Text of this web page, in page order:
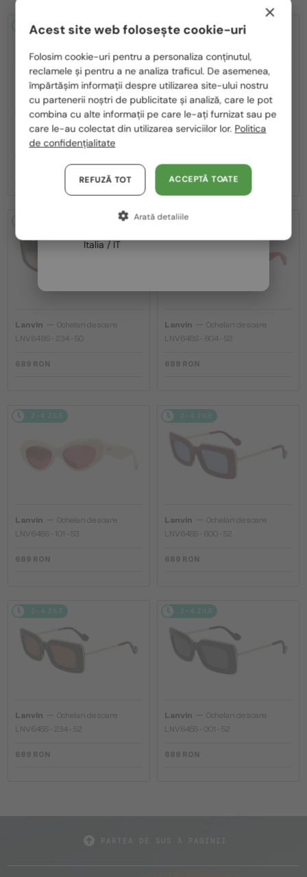
2-4 ZILE
Lanvin—Ochelari de soare
LNV652S - 058 - 55
2-4 ZILE
Lanvin—Ochelari de soare
Lanvin
Ochelari de soare
LNV649S - 234 - 50
689 RON
2-4 ZILE
Lanvin
Ochelari de soare
LNV648S - 604 - 53
689 RON
2-4 ZILE
Lanvin
Ochelari de soare
LNV648S - 101 - 53
689 RON
2-4 ZILE
Lanvin
Ochelari de soare
LNV645S - 600 - 52
689 RON
2-4 ZILE
Lanvin
Ochelari de soare
LNV645S - 234 - 52
689 RON
2-4 ZILE
Lanvin
Ochelari de soare
LNV645S - 001 - 52
689 RON
România / RO
Polska / PL
Magyarország / HU
United Arab Emirates / EN
Austria / AT
Germania / DE
Franța / FR
Italia / IT
×
Acest site web folosește cookie-uri
Folosim cookie-uri pentru a personaliza conținutul,
reclamele și pentru a ne analiza traficul. De asemenea,
împărtășim informații despre utilizarea site-ului nostru
cu partenerii noștri de publicitate și analiză, care le pot
combina cu alte informații pe care le-ați furnizat sau pe
care le-au colectat din utilizarea serviciilor lor. Politica
de confidențialitate
ACCEPTĂ TOATE
REFUZĂ TOT
Arată detaliile